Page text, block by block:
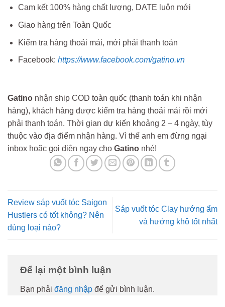
Cam kết 100% hàng chất lượng, DATE luôn mới
Giao hàng trên Toàn Quốc
Kiểm tra hàng thoải mái, mới phải thanh toán
Facebook: https://www.facebook.com/gatino.vn
Gatino nhận ship COD toàn quốc (thanh toán khi nhận
hàng), khách hàng được kiểm tra hàng thoải mái rồi mới
phải thanh toán. Thời gian dự kiến khoảng 2 – 4 ngày, tùy
thuộc vào địa điểm nhận hàng. Vì thế anh em đừng ngại
inbox hoặc gọi điện ngay cho Gatino nhé!
Review sáp vuốt tóc Saigon
Hustlers có tốt không? Nên
dùng loại nào?
Sáp vuốt tóc Clay hướng ẩm
và hướng khô tốt nhất
Để lại một bình luận
Bạn phải đăng nhập để gửi bình luận.